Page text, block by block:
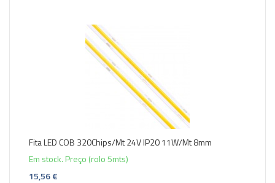
Fita LED COB 320Chips/Mt 24V IP20 11W/Mt 8mm
Em stock. Preço (rolo 5mts)
15,56 €